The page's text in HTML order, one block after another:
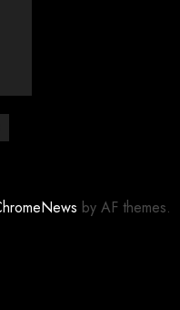
by AF themes.